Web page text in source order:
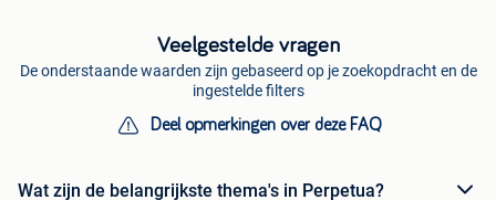
Veelgestelde vragen
De onderstaande waarden zijn gebaseerd op je zoekopdracht en de
ingestelde filters
Deel opmerkingen over deze FAQ
Wat zijn de belangrijkste thema's in Perpetua?